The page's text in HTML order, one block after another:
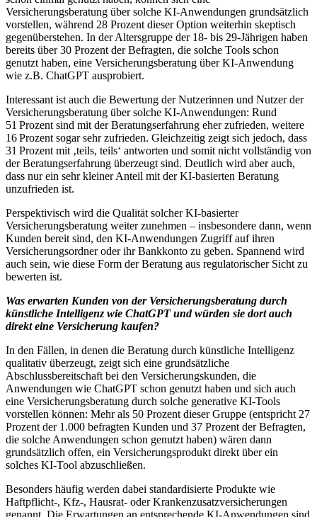
Versicherungsberatung über solche KI-Anwendungen grundsätzlich
vorstellen, während 28 Prozent dieser Option weiterhin skeptisch
gegenüberstehen. In der Altersgruppe der 18- bis 29-Jährigen haben
bereits über 30 Prozent der Befragten, die solche Tools schon
genutzt haben, eine Versicherungsberatung über KI-Anwendung
wie z.B. ChatGPT ausprobiert.
Interessant ist auch die Bewertung der Nutzerinnen und Nutzer der
Versicherungsberatung über solche KI-Anwendungen: Rund
51 Prozent sind mit der Beratungserfahrung eher zufrieden, weitere
16 Prozent sogar sehr zufrieden. Gleichzeitig zeigt sich jedoch, dass
31 Prozent mit ‚teils, teils‘ antworten und somit nicht vollständig von
der Beratungserfahrung überzeugt sind. Deutlich wird aber auch,
dass nur ein sehr kleiner Anteil mit der KI-basierten Beratung
unzufrieden ist.
Perspektivisch wird die Qualität solcher KI-basierter
Versicherungsberatung weiter zunehmen – insbesondere dann, wenn
Kunden bereit sind, den KI-Anwendungen Zugriff auf ihren
Versicherungsordner oder ihr Bankkonto zu geben. Spannend wird
auch sein, wie diese Form der Beratung aus regulatorischer Sicht zu
bewerten ist.
Was erwarten Kunden von der Versicherungsberatung durch
künstliche Intelligenz wie ChatGPT und würden sie dort auch
direkt eine Versicherung kaufen?
In den Fällen, in denen die Beratung durch künstliche Intelligenz
qualitativ überzeugt, zeigt sich eine grundsätzliche
Abschlussbereitschaft bei den Versicherungskunden, die
Anwendungen wie ChatGPT schon genutzt haben und sich auch
eine Versicherungsberatung durch solche generative KI-Tools
vorstellen können: Mehr als 50 Prozent dieser Gruppe (entspricht 27
Prozent der 1.000 befragten Kunden und 37 Prozent der Befragten,
die solche Anwendungen schon genutzt haben) wären dann
grundsätzlich offen, ein Versicherungsprodukt direkt über ein
solches KI-Tool abzuschließen.
Besonders häufig werden dabei standardisierte Produkte wie
Haftpflicht-, Kfz-, Hausrat- oder Krankenzusatzversicherungen